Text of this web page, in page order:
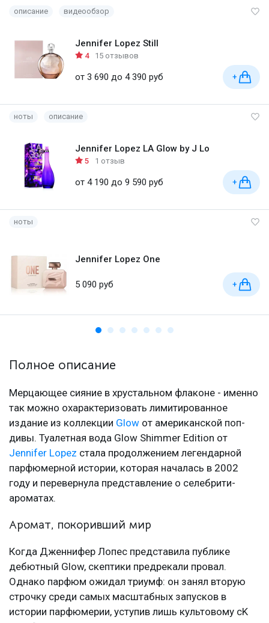
описание видеообзор
Jennifer Lopez Still
4 15 отзывов
от 3 690 до 4 390 руб +
ноты описание
Jennifer Lopez LA Glow by J Lo
5 1 отзыв
от 4 190 до 9 590 руб +
ноты
Jennifer Lopez One
5 090 руб +
Полное описание
Мерцающее сияние в хрустальном флаконе - именно
так можно охарактеризовать лимитированное
издание из коллекции Glow от американской поп-
дивы. Туалетная вода Glow Shimmer Edition от
Jennifer Lopez стала продолжением легендарной
парфюмерной истории, которая началась в 2002
году и перевернула представление о селебрити-
ароматах.
Аромат, покоривший мир
Когда Дженнифер Лопес представила публике
дебютный Glow, скептики предрекали провал.
Однако парфюм ожидал триумф: он занял вторую
строчку среди самых масштабных запусков в
истории парфюмерии, уступив лишь культовому cK